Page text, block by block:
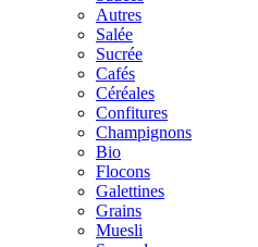
Autres
Salée
Sucrée
Cafés
Céréales
Confitures
Champignons
Bio
Flocons
Galettines
Grains
Muesli